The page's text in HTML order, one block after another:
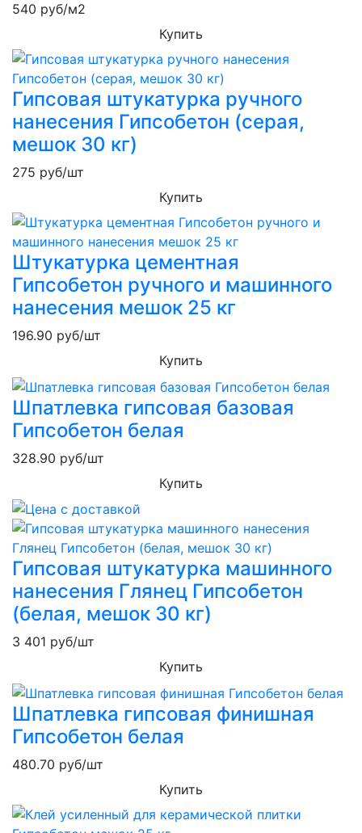
540 руб/м2
Купить
Гипсовая штукатурка ручного
нанесения Гипсобетон (серая,
мешок 30 кг)
275 руб/шт
Купить
Штукатурка цементная
Гипсобетон ручного и машинного
нанесения мешок 25 кг
196.90 руб/шт
Купить
Шпатлевка гипсовая базовая
Гипсобетон белая
328.90 руб/шт
Купить
Гипсовая штукатурка машинного
нанесения Глянец Гипсобетон
(белая, мешок 30 кг)
3 401 руб/шт
Купить
Шпатлевка гипсовая финишная
Гипсобетон белая
480.70 руб/шт
Купить